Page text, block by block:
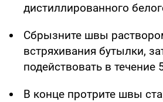
дистиллированного
Сбрызните швы
встряхивания бутылки,
подействовать в течение
В конце протрите швы